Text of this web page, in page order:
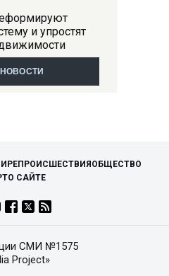
и упростят
ПРОИСШЕСТВИЯ ОБЩЕСТВО
О САЙТЕ
СМИ №1575
Project»